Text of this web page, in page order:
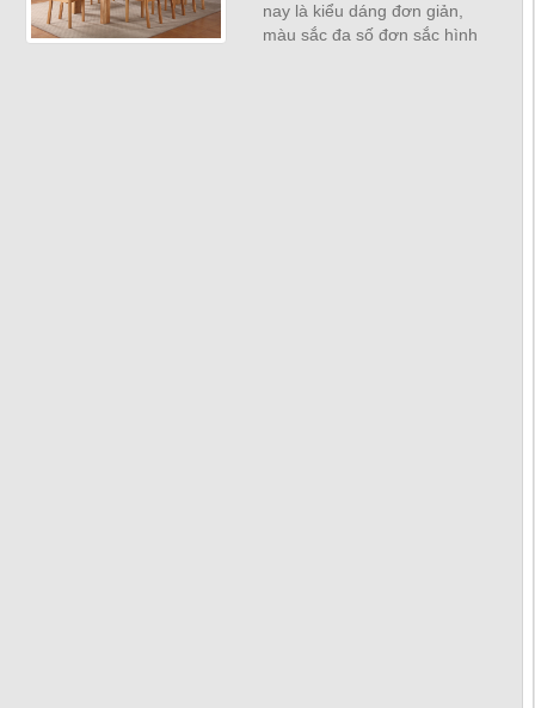
nay là kiểu dáng đơn giản,
màu sắc đa số đơn sắc hình